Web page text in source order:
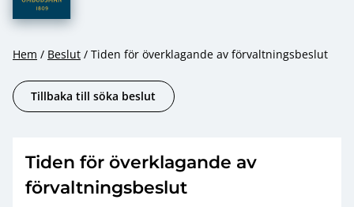
Hem Beslut Tiden för överklagande av förvaltningsbeslut
Tillbaka till söka beslut
Tiden för överklagande av
förvaltningsbeslut